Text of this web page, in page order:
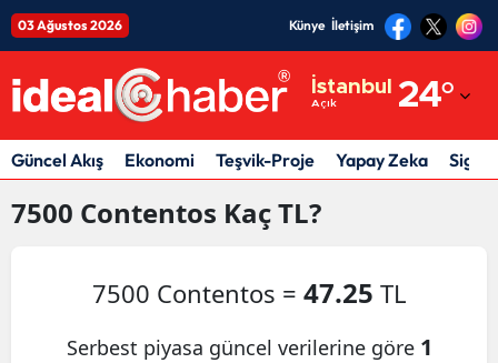
03 Ağustos 2026 Künye İletişim
İstanbul
Açık 24°
Adıyaman
Afyonkarahisar
Ankara
Antalya
Güncel Akış Ekonomi Teşvik-Proje Yapay Zeka
7500 Contentos Kaç TL?
7500 Contentos = 47.25 TL
Serbest piyasa güncel verilerine göre 1